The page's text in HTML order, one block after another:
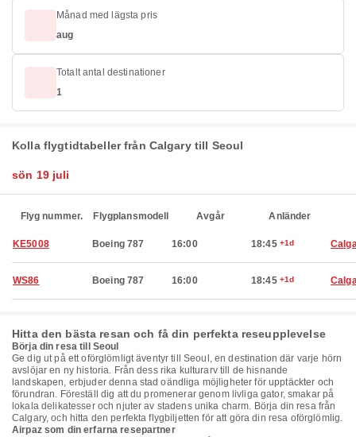
Månad med lägsta pris
aug
Totalt antal destinationer
1
Kolla flygtidtabeller från Calgary till Seoul
sön 19 juli
Flyg nummer. Flygplansmodell Avgår Anländer
KE5008 Boeing 787 16:00 18:45 +1d
WS86 Boeing 787 16:00 18:45 +1d
Hitta den bästa resan och få din perfekta reseupplevelse
Börja din resa till Seoul
Ge dig ut på ett oförglömligt äventyr till Seoul, en destination där varje hörn
avslöjar en ny historia. Från dess rika kulturarv till de hisnande
landskapen, erbjuder denna stad oändliga möjligheter för upptäckter och
förundran. Föreställ dig att du promenerar genom livliga gator, smakar på
lokala delikatesser och njuter av stadens unika charm. Börja din resa från
Calgary, och hitta den perfekta flygbiljetten för att göra din resa oförglömlig.
Airpaz som din erfarna resepartner